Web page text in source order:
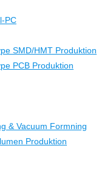
PC
SMD/HMT Produktion
PCB Produktion
& Vacuum Formning
Produktion